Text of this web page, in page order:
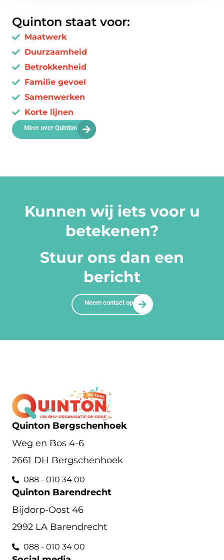
Quinton staat voor:
Maatwerk
Duurzaamheid
Betrokkenheid
Familie gevoel
Samenwerken
Korte lijnen
Meer over Quinton
Kunnen wij iets voor u
betekenen?
Stuur ons dan een
bericht
Neem contact op
Quinton Bergschenhoek
Weg en Bos 4-6
2661 DH Bergschenhoek
088 - 010 34 00
Quinton Barendrecht
Bijdorp-Oost 46
2992 LA Barendrecht
088 - 010 34 00